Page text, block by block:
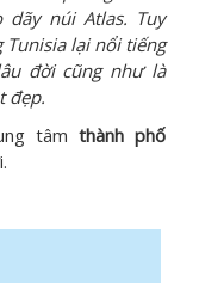
núi Atlas. Tuy
lại nổi tiếng
đời cũng như là
đẹp.
tâm thành phố